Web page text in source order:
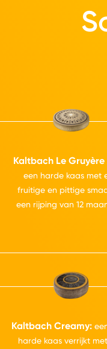
Kaltbach Le Gruyère
een harde kaas met
fruitige en pittige
een rijping van 12
Kaltbach Creamy:
harde kaas verrijkt